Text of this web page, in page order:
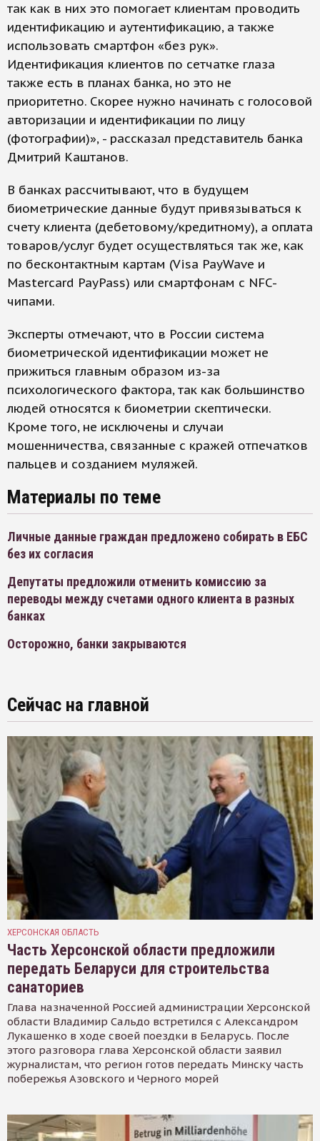
так как в них это помогает клиентам проводить
идентификацию и аутентификацию, а также
использовать смартфон «без рук».
Идентификация клиентов по сетчатке глаза
также есть в планах банка, но это не
приоритетно. Скорее нужно начинать с голосовой
авторизации и идентификации по лицу
(фотографии)», - рассказал представитель банка
Дмитрий Каштанов.
В банках рассчитывают, что в будущем
биометрические данные будут привязываться к
счету клиента (дебетовому/кредитному), а оплата
товаров/услуг будет осуществляться так же, как
по бесконтактным картам (Visa PayWave и
Mastercard PayPass) или смартфонам с NFC-
чипами.
Эксперты отмечают, что в России система
биометрической идентификации может не
прижиться главным образом из-за
психологического фактора, так как большинство
людей относятся к биометрии скептически.
Кроме того, не исключены и случаи
мошенничества, связанные с кражей отпечатков
пальцев и созданием муляжей.
Материалы по теме
Личные данные граждан предложено собирать в ЕБС
без их согласия
Депутаты предложили отменить комиссию за
переводы между счетами одного клиента в разных
банках
Осторожно, банки закрываются
Сейчас на главной
ХЕРСОНСКАЯ ОБЛАСТЬ
Часть Херсонской области предложили
передать Беларуси для строительства
санаториев
Глава назначенной Россией администрации Херсонской
области Владимир Сальдо встретился с Александром
Лукашенко в ходе своей поездки в Беларусь. После
этого разговора глава Херсонской области заявил
журналистам, что регион готов передать Минску часть
побережья Азовского и Черного морей